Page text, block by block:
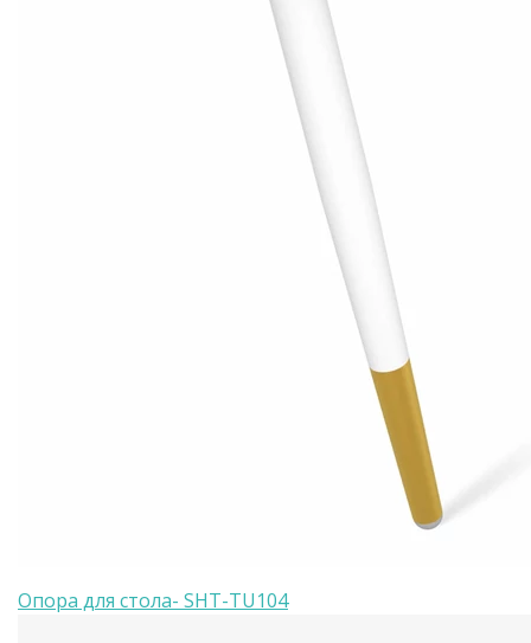
Опора для стола- SHT-TU104